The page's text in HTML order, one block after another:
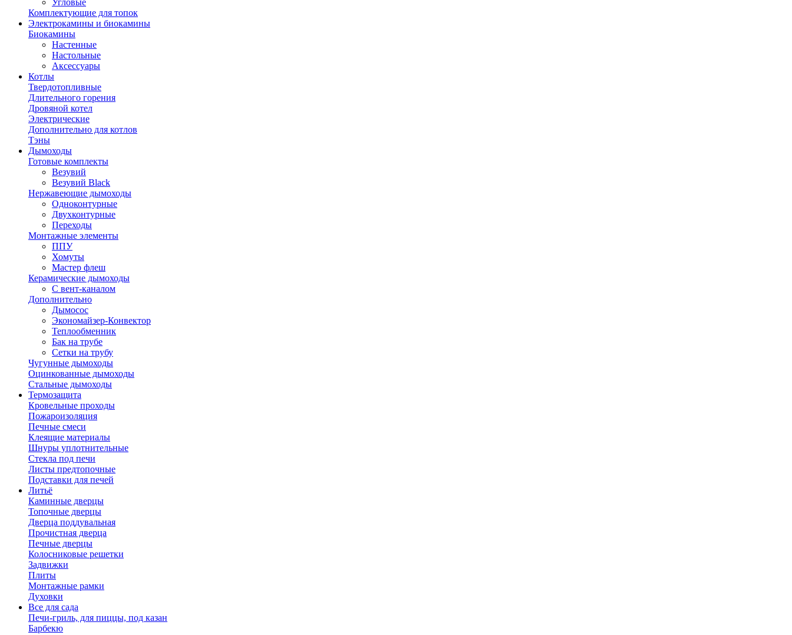
Угловые
Комплектующие для топок
Электрокамины и биокамины
Биокамины
Настенные
Настольные
Аксессуары
Котлы
Твердотопливные
Длительного горения
Дровяной котел
Электрические
Дополнительно для котлов
Тэны
Дымоходы
Готовые комплекты
Везувий
Везувий Black
Нержавеющие дымоходы
Одноконтурные
Двухконтурные
Переходы
Монтажные элементы
ППУ
Хомуты
Мастер флеш
Керамические дымоходы
С вент-каналом
Дополнительно
Дымосос
Экономайзер-Конвектор
Теплообменник
Бак на трубе
Сетки на трубу
Чугунные дымоходы
Оцинкованные дымоходы
Стальные дымоходы
Термозащита
Кровельные проходы
Пожароизоляция
Печные смеси
Клеящие материалы
Шнуры уплотнительные
Стекла под печи
Листы предтопочные
Подставки для печей
Литьё
Каминные дверцы
Топочные дверцы
Дверца поддувальная
Прочистная дверца
Печные дверцы
Колосниковые решетки
Задвижки
Плиты
Монтажные рамки
Духовки
Все для сада
Печи-гриль, для пиццы, под казан
Барбекю